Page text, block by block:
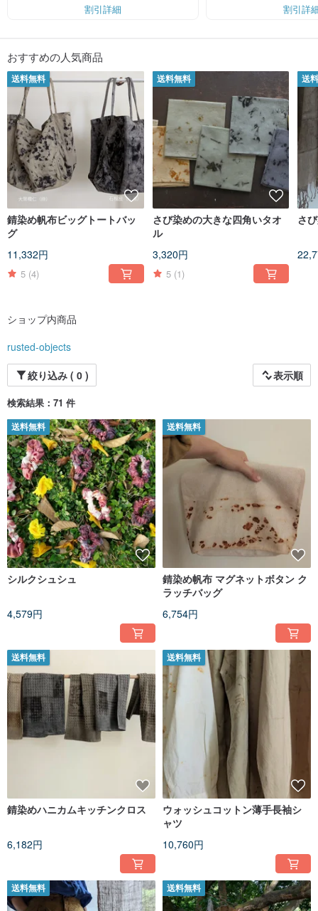
Chen Yingting is a fiber artist who also makes fabric accessories in daily life.
Natural fiber materials are used in daily objects, and rust dyeing and plant
Rust stain
It is dyed with rust iron. In a humid environment, contact the natural fiber with
the rust iron, and wait for the soaking time to let the rust color dye into the fiber,
and then develop color.
plant dye
Using natural plant extracts such as gallnut, onion skin, abel, and longan
leaves, the traditional hand-dyeing process is followed to single-dye or double-
dye to produce different shades. The combination of each plant and rust dye
also excites a unique color gradation.
割引詳細
割引詳
おすすめの人気商品
送料無料
錆染め帆布ビッグトートバッ
グ
11,332円
5 (4)
送料無料
さび染めの大きな四角いタオ
ル
3,320円
5 (1)
送
さ
ショップ内商品
rusted-objects
絞り込み ( 0 )
表示順
検索結果：71 件
送料無料
シルクシュシュ
4,579円
送料無料
錆染め帆布 マグネットボタン ク
ラッチバッグ
6,754円
送料無料
錆染めハニカムキッチンクロス
6,182円
送料無料
ウォッシュコットン薄手長袖シ
ャツ
10,760円
送料無料 送料無料